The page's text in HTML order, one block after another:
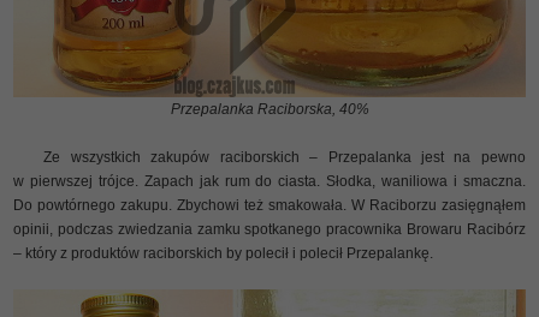
Przepalanka Raciborska, 40%
Ze wszystkich zakupów raciborskich – Przepalanka jest na pewno
w pierwszej trójce. Zapach jak rum do ciasta. Słodka, waniliowa i smaczna.
Do powtórnego zakupu. Zbychowi też smakowała. W Raciborzu zasięgnąłem
opinii, podczas zwiedzania zamku spotkanego pracownika Browaru Racibórz
– który z produktów raciborskich by polecił i polecił Przepalankę.